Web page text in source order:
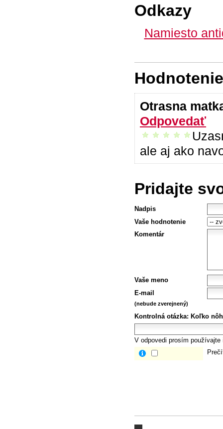
Odkazy
Namiesto
Otrasna
Odpovedať
vrelo odporúčam
ale aj ako
Pridajte
Nadpis
Vaše hodnotenie
Komentár
Vaše meno
E-mail
(nebude zverejnený)
Kontrolná otázka: Koľko
V odpovedi prosím